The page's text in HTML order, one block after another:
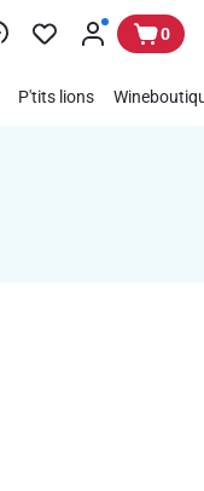
0
P'tits lions